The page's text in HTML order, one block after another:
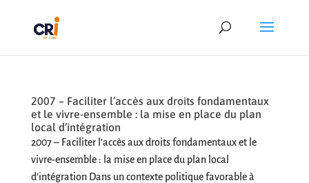
2007 – Faciliter l’accès aux droits fondamentaux
et le vivre-ensemble : la mise en place du plan
local d’intégration
2007 – Faciliter l’accès aux droits fondamentaux et le
vivre-ensemble : la mise en place du plan local
d’intégration Dans un contexte politique favorable à